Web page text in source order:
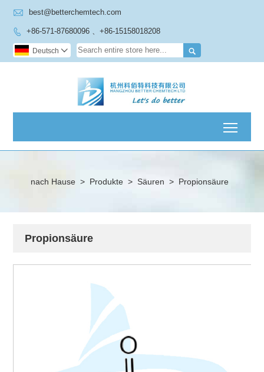
 best@betterchemtech.com
 +86-571-87680096 、+86-15158018208

Deutsch 
nach Hause > Produkte > Säuren > Propionsäure
Propionsäure